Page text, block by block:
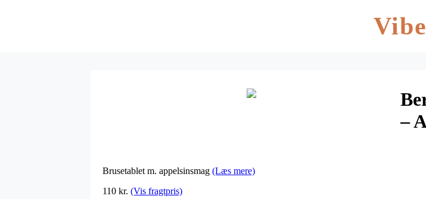
Vibe
–
Brusetablet m. appelsinsmag (Læs mere)
110 kr. (Vis fragtpris)